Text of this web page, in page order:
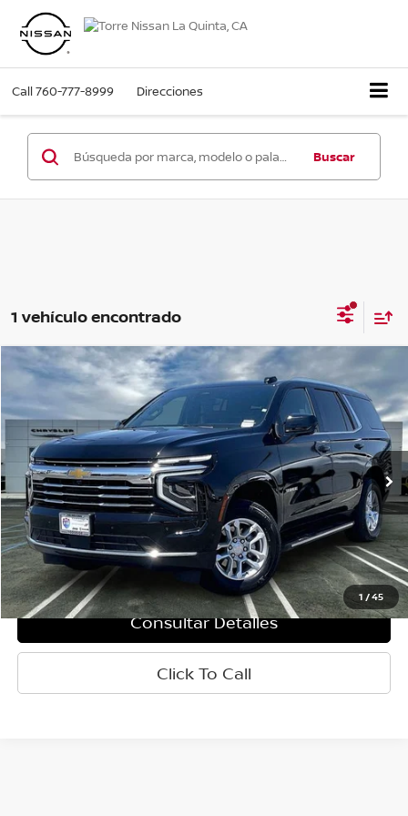
Call760-777-8999 Direcciones
Buscar
1 vehículo encontrado
1 /45
2025Chevrolet TahoeLT
Baja de precio
VIN:1GNS6NRD4SR269666Valores:R8272Modelo:CK10706
22,720 mi Ext. Int.
$54,947
PRECIO
Less
Retail Price: $54,862
Doc Fee: +$85
Internet Price $54,947
Consultar Detalles
Click To Call
Comparar vehículo